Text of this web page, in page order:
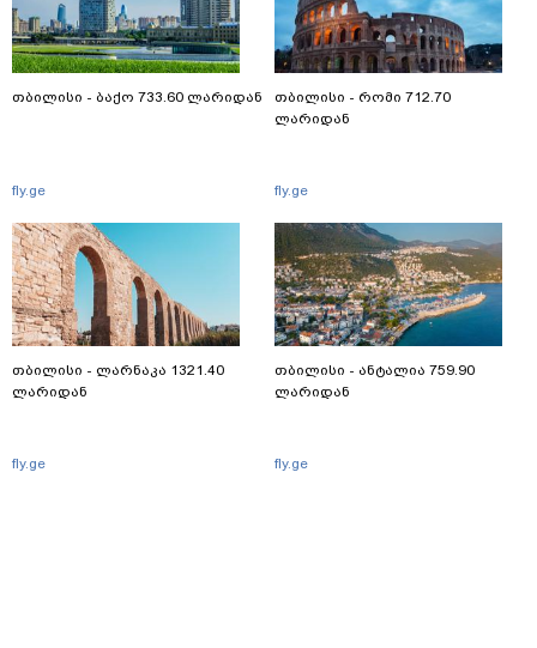
თბილისი - ბაქო 733.60 ლარიდან
fly.ge
თბილისი - ლარნაკა 1321.40
ლარიდან
fly.ge
თბილისი - რომი 712.70
ლარიდან
fly.ge
თბილისი - ანტალია 759.90
ლარიდან
fly.ge